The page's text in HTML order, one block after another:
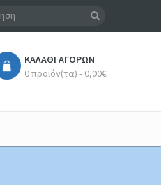
ΚΑΛΆΘΙ ΑΓΟΡΏΝ
0 προϊόν(τα) - 0,00€